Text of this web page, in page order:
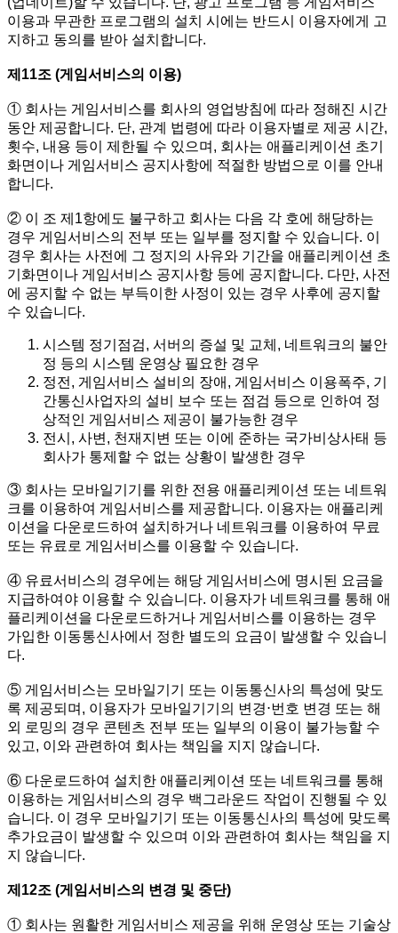
이용과 무관한 프로그램의 설치 시에는 반드시 이용자에게 고
지하고 동의를 받아 설치합니다.
제11조 (게임서비스의 이용)
① 회사는 게임서비스를 회사의 영업방침에 따라 정해진 시간
동안 제공합니다. 단, 관계 법령에 따라 이용자별로 제공 시간,
횟수, 내용 등이 제한될 수 있으며, 회사는 애플리케이션 초기
화면이나 게임서비스 공지사항에 적절한 방법으로 이를 안내
합니다.
② 이 조 제1항에도 불구하고 회사는 다음 각 호에 해당하는
경우 게임서비스의 전부 또는 일부를 정지할 수 있습니다. 이
경우 회사는 사전에 그 정지의 사유와 기간을 애플리케이션 초
기화면이나 게임서비스 공지사항 등에 공지합니다. 다만, 사전
에 공지할 수 없는 부득이한 사정이 있는 경우 사후에 공지할
수 있습니다.
시스템 정기점검, 서버의 증설 및 교체, 네트워크의 불안
정 등의 시스템 운영상 필요한 경우
정전, 게임서비스 설비의 장애, 게임서비스 이용폭주, 기
간통신사업자의 설비 보수 또는 점검 등으로 인하여 정
상적인 게임서비스 제공이 불가능한 경우
전시, 사변, 천재지변 또는 이에 준하는 국가비상사태 등
회사가 통제할 수 없는 상황이 발생한 경우
③ 회사는 모바일기기를 위한 전용 애플리케이션 또는 네트워
크를 이용하여 게임서비스를 제공합니다. 이용자는 애플리케
이션을 다운로드하여 설치하거나 네트워크를 이용하여 무료
또는 유료로 게임서비스를 이용할 수 있습니다.
④ 유료서비스의 경우에는 해당 게임서비스에 명시된 요금을
지급하여야 이용할 수 있습니다. 이용자가 네트워크를 통해 애
플리케이션을 다운로드하거나 게임서비스를 이용하는 경우
가입한 이동통신사에서 정한 별도의 요금이 발생할 수 있습니
다.
⑤ 게임서비스는 모바일기기 또는 이동통신사의 특성에 맞도
록 제공되며, 이용자가 모바일기기의 변경⋅번호 변경 또는 해
외 로밍의 경우 콘텐츠 전부 또는 일부의 이용이 불가능할 수
있고, 이와 관련하여 회사는 책임을 지지 않습니다.
⑥ 다운로드하여 설치한 애플리케이션 또는 네트워크를 통해
이용하는 게임서비스의 경우 백그라운드 작업이 진행될 수 있
습니다. 이 경우 모바일기기 또는 이동통신사의 특성에 맞도록
추가요금이 발생할 수 있으며 이와 관련하여 회사는 책임을 지
지 않습니다.
제12조 (게임서비스의 변경 및 중단)
① 회사는 원활한 게임서비스 제공을 위해 운영상 또는 기술상